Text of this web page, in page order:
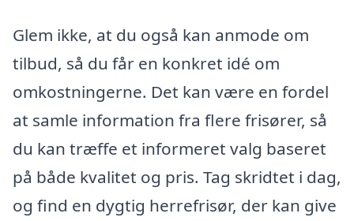
Glem ikke, at du også kan anmode om
tilbud, så du får en konkret idé om
omkostningerne. Det kan være en fordel
at samle information fra flere frisører, så
du kan træffe et informeret valg baseret
på både kvalitet og pris. Tag skridtet i dag,
og find en dygtig herrefrisør, der kan give